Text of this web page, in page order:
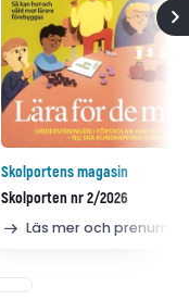
Skolportens magasin
Skolporten nr 2/2026
Läs mer och